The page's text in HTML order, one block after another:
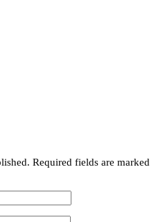
Required fields are marked